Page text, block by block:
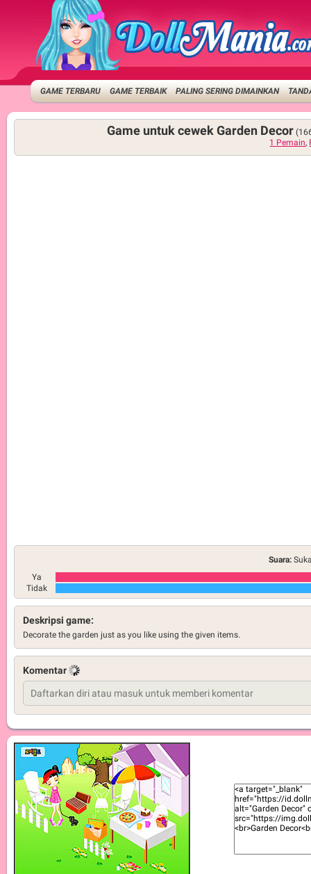
GAME TERBARU GAME TERBAIK PALING SERING DIMAINKAN
Game untuk cewek Garden Decor
1 Pemain,
Suara:
Ya
Tidak
Deskripsi game:
Decorate the garden just as you like using the given items.
Komentar